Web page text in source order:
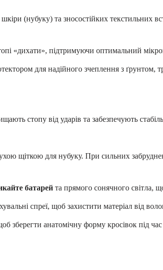
шкіри (нубуку) та зносостійких текстильних
«дихати», підтримуючи оптимальний
для надійного зчеплення з
стопу від ударів та забезпечують
щіткою для нубуку. При сильних
батарей та прямого сонячного світла,
спреї, щоб захистити матеріал від
зберегти анатомічну форму кросівок під час